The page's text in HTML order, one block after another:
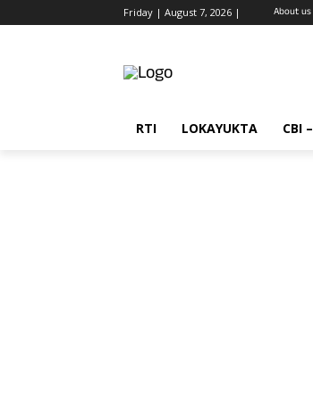
Friday | August 7, 2026 | About us
RTI LOKAYUKTA CBI